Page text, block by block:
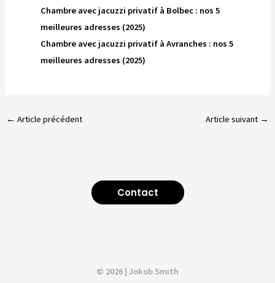
Chambre avec jacuzzi privatif à Bolbec : nos 5
meilleures adresses (2025)
Chambre avec jacuzzi privatif à Avranches : nos 5
meilleures adresses (2025)
← Article précédent Article suivant →
Contact
© 2026 | Jokob Smith